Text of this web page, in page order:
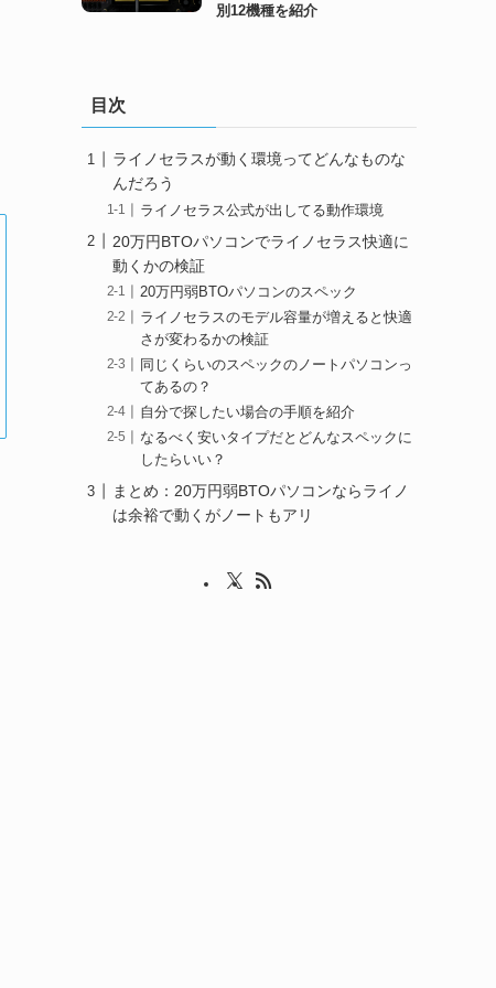
別12機種を紹介
目次
ライノセラスが動く環境ってどんなものな
んだろう
ライノセラス公式が出してる動作環境
20万円BTOパソコンでライノセラス快適に
動くかの検証
20万円弱BTOパソコンのスペック
ライノセラスのモデル容量が増えると快適
さが変わるかの検証
同じくらいのスペックのノートパソコンっ
てあるの？
自分で探したい場合の手順を紹介
なるべく安いタイプだとどんなスペックに
したらいい？
まとめ：20万円弱BTOパソコンならライノ
は余裕で動くがノートもアリ